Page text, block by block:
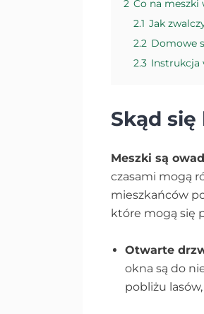
2 Co na meszki
2.1 Jak
2.2 Domowe
2.3 Instrukcja
Skąd
Meszki są
czasami mogą
mieszkańców
które mogą się
Otwarte
okna są do
pobliżu